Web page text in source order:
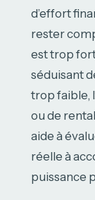
d’effort
rester
est trop
séduisant
trop faible,
ou de
aide à
réelle à
puissance